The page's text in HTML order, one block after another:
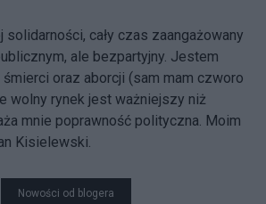
solidarności, cały czas zaangażowany
ale bezpartyjny. Jestem
oraz aborcji (sam mam czworo
wolny rynek jest ważniejszy niż
mnie poprawność polityczna. Moim
Kisielewski.
Nowości od blogera